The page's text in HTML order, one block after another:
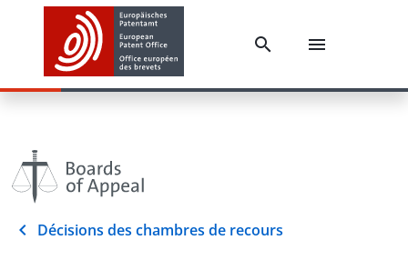
Décisions des chambres de recours